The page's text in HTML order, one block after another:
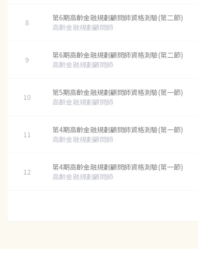
8
第6期高齡金融規劃顧問師資格測驗(第二節)
高齡金融規劃顧問師
9
第6期高齡金融規劃顧問師資格測驗(第二節)
高齡金融規劃顧問師
10
第5期高齡金融規劃顧問師資格測驗(第一節)
高齡金融規劃顧問師
11
第4期高齡金融規劃顧問師資格測驗(第一節)
高齡金融規劃顧問師
12
第4期高齡金融規劃顧問師資格測驗(第一節)
高齡金融規劃顧問師